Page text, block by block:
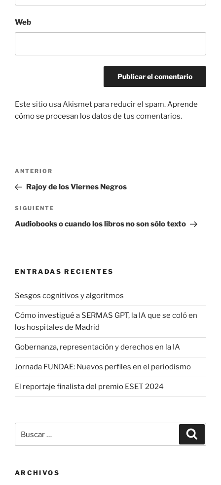
Web
Este sitio usa Akismet para reducir el spam.Aprende
cómo se procesan los datos de tus comentarios.
Navegación
entradas
Entrada
anterior:
ANTERIOR
Rajoy de los Viernes Negros
Siguiente
entrada
SIGUIENTE
Audiobooks o cuando los libros no son sólo texto
ENTRADAS RECIENTES
Sesgos cognitivos y algoritmos
Cómo investigué a SERMAS GPT, la IA que se coló en
los hospitales de Madrid
Gobernanza, representación y derechos en la IA
Jornada FUNDAE: Nuevos perfiles en el periodismo
El reportaje finalista del premio ESET 2024
por:
ARCHIVOS